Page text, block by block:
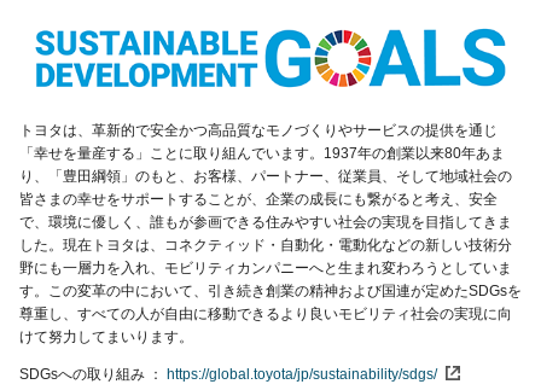
トヨタは、革新的で安全かつ高品質なモノづくりやサービスの提供を通じ
「幸せを量産する」ことに取り組んでいます。1937年の創業以来80年あま
り、「豊田綱領」のもと、お客様、パートナー、従業員、そして地域社会の
皆さまの幸せをサポートすることが、企業の成長にも繋がると考え、安全
で、環境に優しく、誰もが参画できる住みやすい社会の実現を目指してきま
した。現在トヨタは、コネクティッド・自動化・電動化などの新しい技術分
野にも一層力を入れ、モビリティカンパニーへと生まれ変わろうとしていま
す。この変革の中において、引き続き創業の精神および国連が定めたSDGsを
尊重し、すべての人が自由に移動できるより良いモビリティ社会の実現に向
けて努力してまいります。
SDGsへの取り組み https://global.toyota/jp/sustainability/sdgs/